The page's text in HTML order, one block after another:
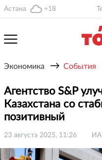
Астана +18
Экономика → События
Агентство S&P
Казахстана со
позитивный
23 августа 2025, 11:26 ИА